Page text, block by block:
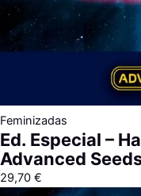
Feminizadas
Ed. Especial –
Advanced
29,70 €